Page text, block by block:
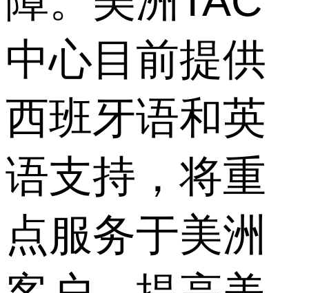
中心目前提供
西班牙语和英
语支持，将重
点服务于美洲